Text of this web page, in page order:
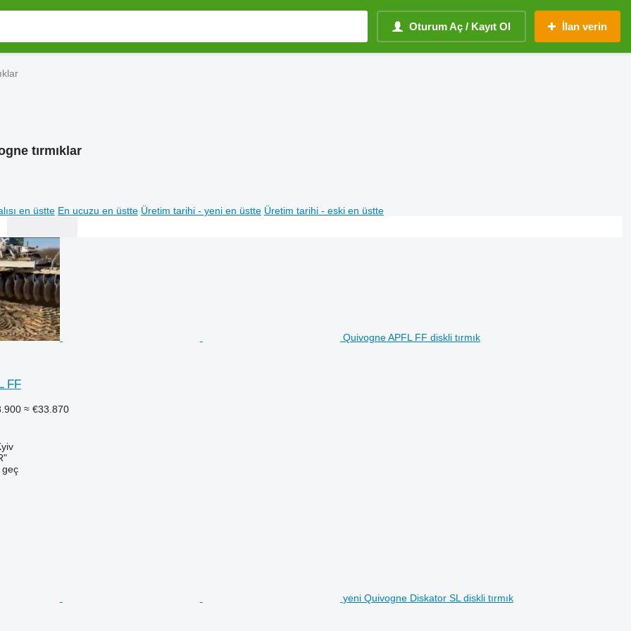
Oturum Aç / Kayıt Ol İlan verin
tırmıklar
en üstte En ucuzu en üstte Üretim tarihi - yeni en üstte Üretim tarihi - eski en üstte
Quivogne APFL FF diskli tırmık
FF
≈ €33.870
geç
yeni Quivogne Diskator SL diskli tırmık